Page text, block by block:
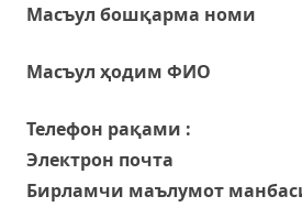
Масъул бошқарма номи
Масъул ҳодим ФИО
Телефон рақами :
Электрон почта
Бирламчи маълумот